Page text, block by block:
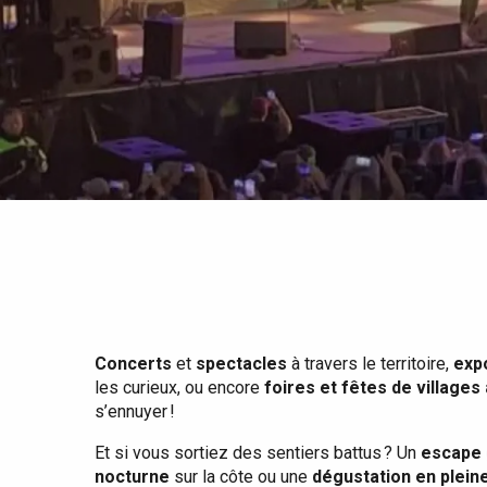
Tout l'agenda
Eté
Quand il pleut
Avec les enfants
Entre amis
Lieux branchés
Meilleurs brunch
Restaurants avec vue
Séjours en bord de
mer
Séjours en train
Concerts et spectacles à travers le territoire,
les curieux, ou encore foires et fêtes de villages
s’ennuyer !
Et si vous sortiez des sentiers battus ? Un escape
nocturne sur la côte ou une dégustation en